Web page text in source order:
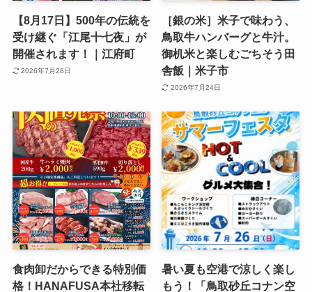
【8月17日】500年の伝統を
受け継ぐ「江尾十七夜」が
開催されます！｜江府町
2026年7月28日
［銀の米］米子で味わう、
鳥取牛ハンバーグと牛汁。
御机米と楽しむごちそう田
舎飯｜米子市
2026年7月24日
食肉卸だからできる特別価
格！HANAFUSA本社移転
暑い夏も空港で涼しく楽し
もう！「鳥取砂丘コナン空